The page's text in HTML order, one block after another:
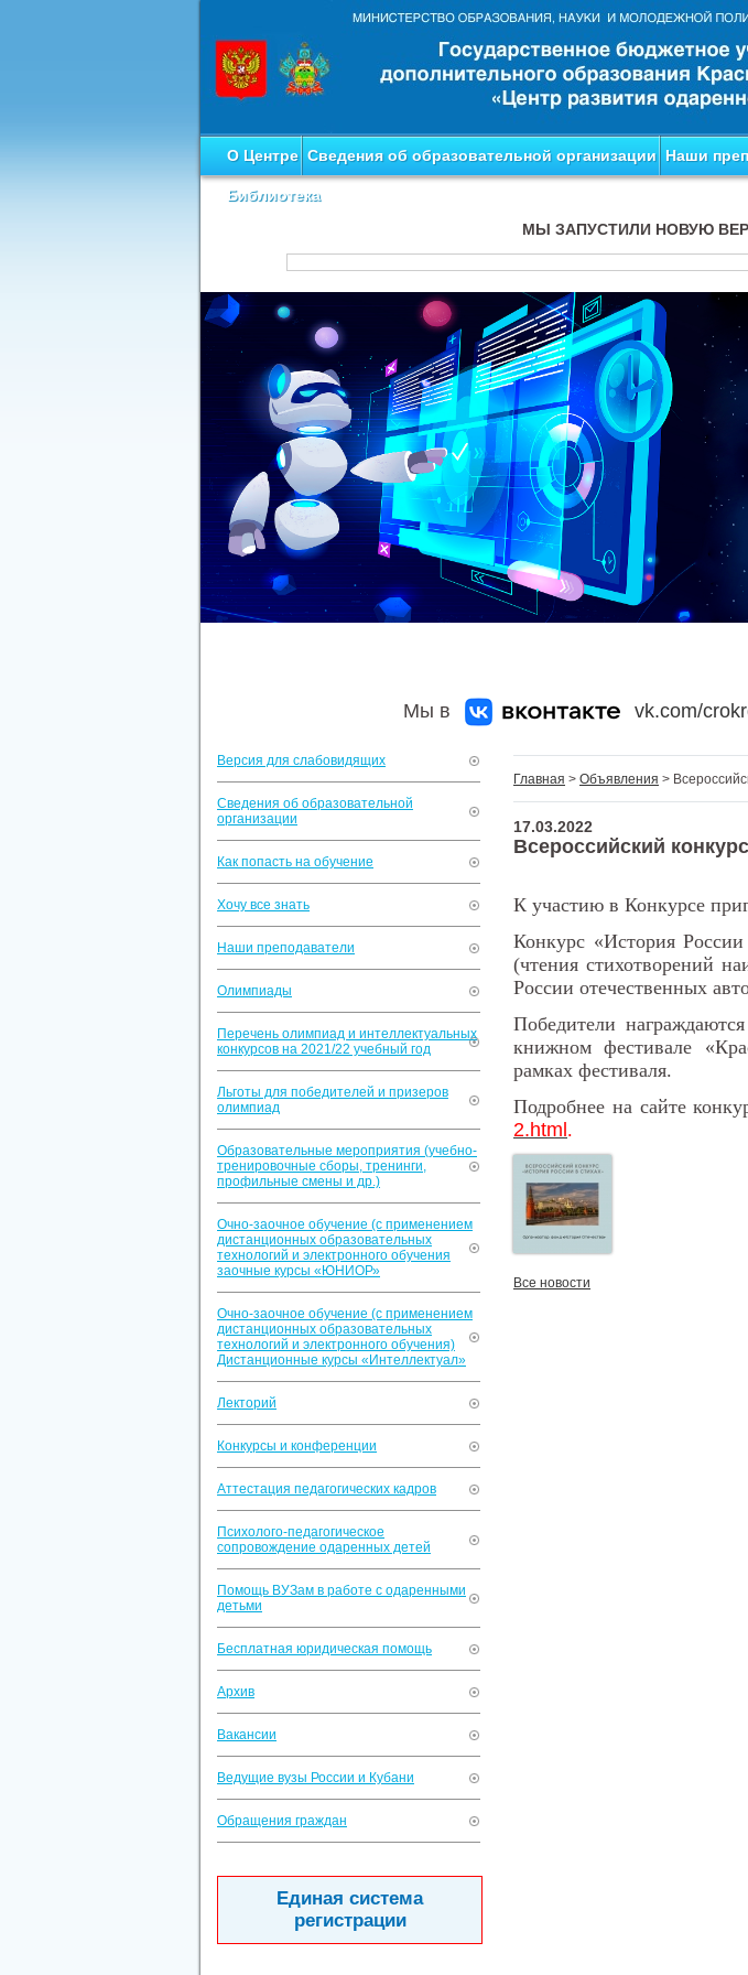
О Центре Сведения об образовательной организации Наши
Библиотека
МЫ ЗАПУСТИЛИ НОВУЮ
Мы в vk.com/
Версия для слабовидящих
Сведения об образовательной
организации
Как попасть на обучение
Хочу все знать
Наши преподаватели
Олимпиады
Перечень олимпиад и интеллектуальных
конкурсов на 2021/22 учебный год
Льготы для победителей и призеров
олимпиад
Образовательные мероприятия (учебно-
тренировочные сборы, тренинги,
профильные смены и др.)
Очно-заочное обучение (с применением
дистанционных образовательных
технологий и электронного обучения
заочные курсы «ЮНИОР»
Очно-заочное обучение (с применением
дистанционных образовательных
технологий и электронного обучения)
Дистанционные курсы «Интеллектуал»
Лекторий
Конкурсы и конференции
Аттестация педагогических кадров
Психолого-педагогическое
сопровождение одаренных детей
Помощь ВУЗам в работе с одаренными
детьми
Бесплатная юридическая помощь
Архив
Вакансии
Ведущие вузы России и Кубани
Обращения граждан
Единая система
регистрации
Главная > Объявления >
17.03.2022
Всероссийский
К участию в Конкурсе
Конкурс «История
(чтения стихотворений
России отечественных
Победители
книжном фестивале
рамках фестиваля.
Подробнее на сайте
2.html .
Все новости